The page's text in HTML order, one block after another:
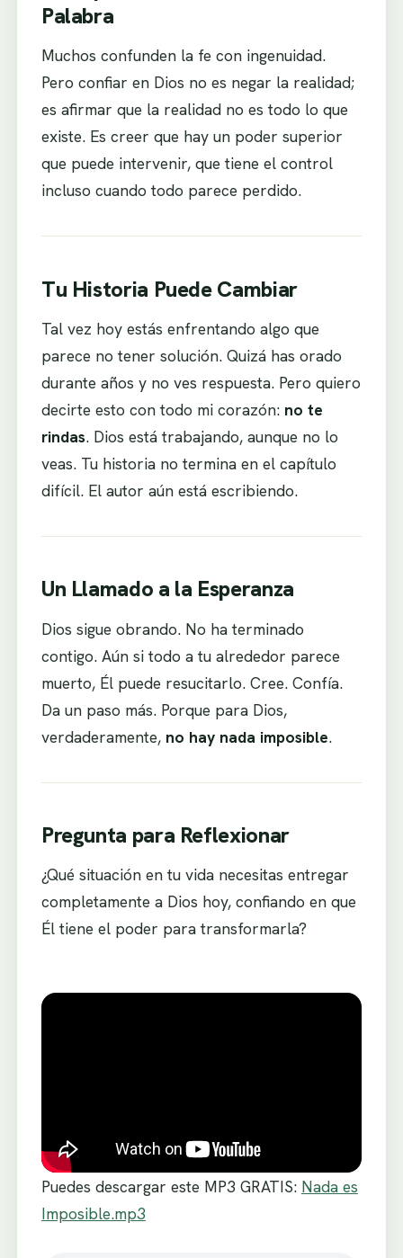
Palabra
Muchos confunden la fe con ingenuidad.
Pero confiar en Dios no es negar la realidad;
es afirmar que la realidad no es todo lo que
existe. Es creer que hay un poder superior
que puede intervenir, que tiene el control
incluso cuando todo parece perdido.
Tu Historia Puede Cambiar
Tal vez hoy estás enfrentando algo que
parece no tener solución. Quizá has orado
durante años y no ves respuesta. Pero quiero
decirte esto con todo mi corazón: no te
rindas. Dios está trabajando, aunque no lo
veas. Tu historia no termina en el capítulo
difícil. El autor aún está escribiendo.
Un Llamado a la Esperanza
Dios sigue obrando. No ha terminado
contigo. Aún si todo a tu alrededor parece
muerto, Él puede resucitarlo. Cree. Confía.
Da un paso más. Porque para Dios,
verdaderamente, no hay nada imposible.
Pregunta para Reflexionar
¿Qué situación en tu vida necesitas entregar
completamente a Dios hoy, confiando en que
Él tiene el poder para transformarla?
Puedes descargar este MP3 GRATIS: Nada es
Imposible.mp3